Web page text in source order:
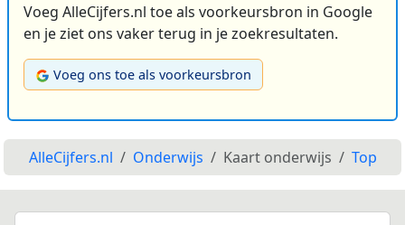
Voeg AlleCijfers.nl toe als voorkeursbron in Google
en je ziet ons vaker terug in je zoekresultaten.
Voeg ons toe als voorkeursbron
AlleCijfers.nl Onderwijs Kaart onderwijs Top